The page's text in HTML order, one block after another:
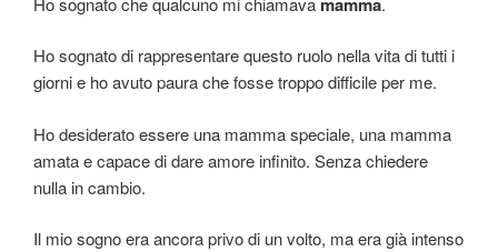
Ho sognato di rappresentare questo ruolo nella vita di tutti i
giorni e ho avuto paura che fosse troppo difficile per me.
Ho desiderato essere una mamma speciale, una mamma
amata e capace di dare amore infinito. Senza chiedere
nulla in cambio.
Il mio sogno era ancora privo di un volto, ma era già intenso